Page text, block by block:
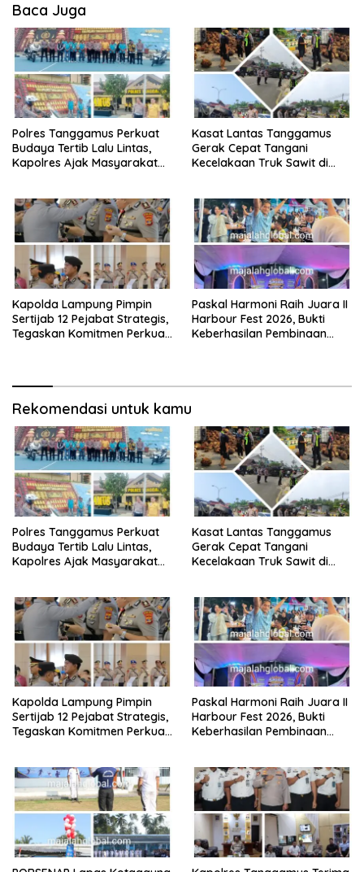
Baca Juga
Polres Tanggamus Perkuat
Budaya Tertib Lalu Lintas,
Kapolres Ajak Masyarakat
Siger Lampung Presisi
Kasat Lantas Tanggamus
Gerak Cepat Tangani
Kecelakaan Truk Sawit di
Kapolda Lampung Pimpin
Sertijab 12 Pejabat Strategis,
Tegaskan Komitmen Perkuat
Paskal Harmoni Raih Juara II
Harbour Fest 2026, Bukti
Keberhasilan Pembinaan
Rekomendasi untuk kamu
Polres Tanggamus Perkuat
Budaya Tertib Lalu Lintas,
Kapolres Ajak Masyarakat
Siger Lampung Presisi
Kasat Lantas Tanggamus
Gerak Cepat Tangani
Kecelakaan Truk Sawit di
Kapolda Lampung Pimpin
Sertijab 12 Pejabat Strategis,
Tegaskan Komitmen Perkuat
Paskal Harmoni Raih Juara II
Harbour Fest 2026, Bukti
Keberhasilan Pembinaan